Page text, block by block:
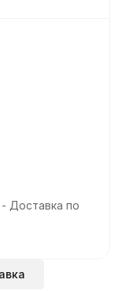
Доставка по